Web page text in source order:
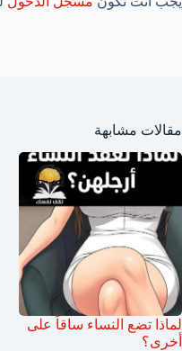
مقالات مشابهة
لماذا تضع النساء ساقاً على
أخرى؟